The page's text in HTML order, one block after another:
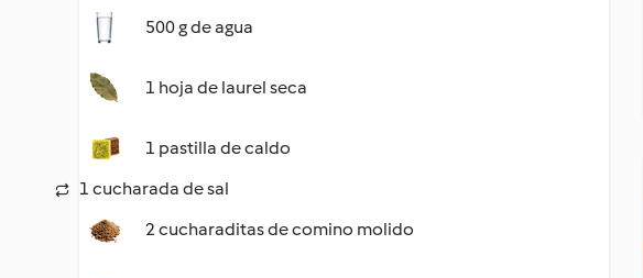
500 g de agua
1 hoja de laurel seca
1 pastilla de caldo
1 cucharada de sal
2 cucharaditas de comino molido